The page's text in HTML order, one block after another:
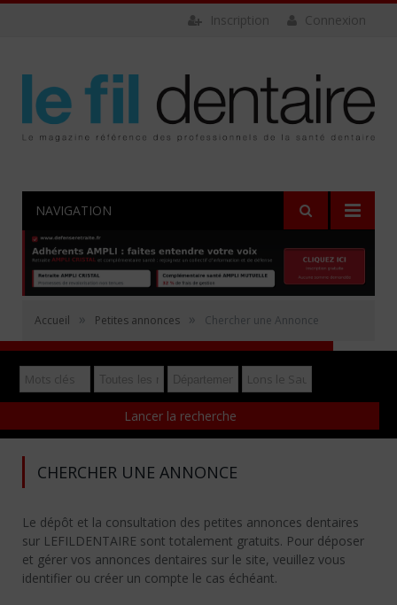
Connexion
Inscription
NAVIGATION
Accueil » Petites annonces » Chercher une Annonce
Rechercher
Déposer gratuitement une annonce
CHERCHER UNE ANNONCE
Le dépôt et la consultation des petites annonces dentaires
sur LEFILDENTAIRE sont totalement gratuits. Pour déposer
et gérer vos annonces dentaires sur le site, veuillez vous
identifier ou créer un compte le cas échéant.